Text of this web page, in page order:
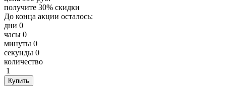
получите 30% скидки
До конца акции осталось:
дни 0
часы 0
минуты 0
секунды 0
количество
1